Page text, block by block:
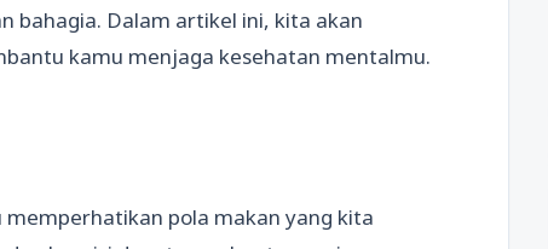
bahagia. Dalam artikel ini, kita akan
kamu menjaga kesehatan mentalmu.
pola makan yang kita